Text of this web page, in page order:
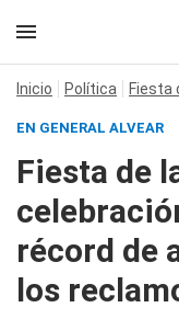
Inicio Política Fiesta
EN GENERAL ALVEAR
Fiesta de
récord de
los